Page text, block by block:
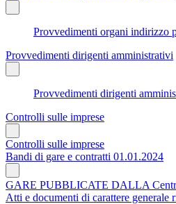
Provvedimenti organi indirizzo
Provvedimenti dirigenti amministrativi
Provvedimenti dirigenti
Controlli sulle imprese
Controlli sulle imprese
Bandi di gare e contratti 01.01.2024
GARE PUBBLICATE DALLA
Atti e documenti di carattere generale